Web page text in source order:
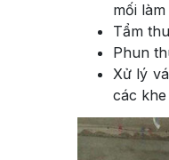
mối làm
Tẩm
Phun
Xử lý
các